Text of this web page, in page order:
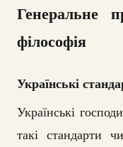
Генеральне
філософія
Українські
Українські
такі стандарти